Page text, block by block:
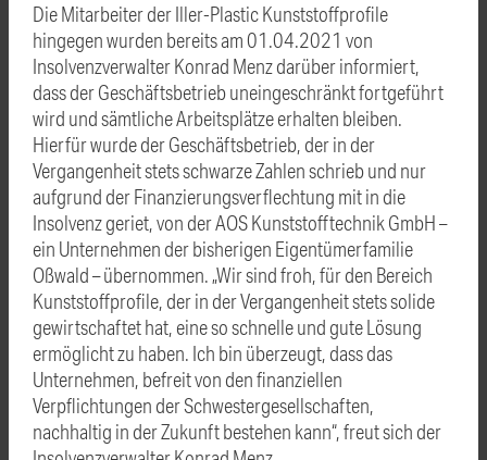
Die Mitarbeiter der Iller-Plastic Kunststoffprofile
hingegen wurden bereits am 01.04.2021 von
Insolvenzverwalter Konrad Menz darüber informiert,
dass der Geschäftsbetrieb uneingeschränkt fortgeführt
wird und sämtliche Arbeitsplätze erhalten bleiben.
Hierfür wurde der Geschäftsbetrieb, der in der
Vergangenheit stets schwarze Zahlen schrieb und nur
aufgrund der Finanzierungsverflechtung mit in die
Insolvenz geriet, von der AOS Kunststofftechnik GmbH –
ein Unternehmen der bisherigen Eigentümerfamilie
Oßwald – übernommen. „Wir sind froh, für den Bereich
Kunststoffprofile, der in der Vergangenheit stets solide
gewirtschaftet hat, eine so schnelle und gute Lösung
ermöglicht zu haben. Ich bin überzeugt, dass das
Unternehmen, befreit von den finanziellen
Verpflichtungen der Schwestergesellschaften,
nachhaltig in der Zukunft bestehen kann“, freut sich der